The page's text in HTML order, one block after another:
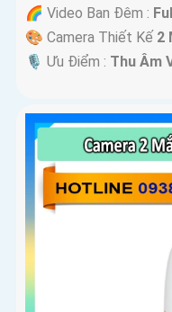
🌈 Video Ban Đêm :
🎨 Camera Thiết Kế 2
️🎙 Ưu Điểm : Thu Âm